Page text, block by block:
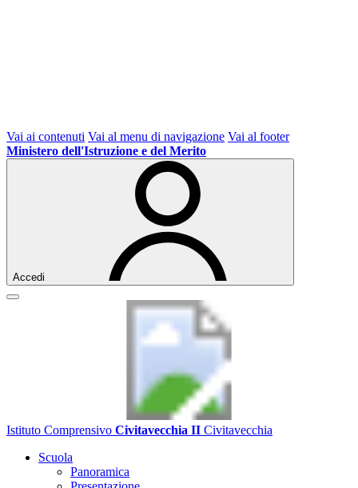
Vai ai contenuti Vai al menu di navigazione Vai al footer
Ministero dell'Istruzione e del Merito
Accedi
Istituto Comprensivo Civitavecchia II Civitavecchia
Scuola
Panoramica